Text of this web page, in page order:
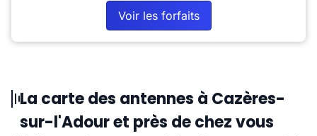
Voir les forfaits
La carte des antennes à Cazères-
sur-l'Adour et près de chez vous